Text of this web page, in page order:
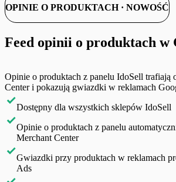
OPINIE O PRODUKTACH · NOWOŚĆ
Feed opinii o produktach w
Opinie o produktach z panelu IdoSell trafiają
Center i pokazują gwiazdki w reklamach
Dostępny dla wszystkich sklepów IdoSell
Opinie o produktach z panelu
Merchant Center
Gwiazdki przy produktach w reklamach
Ads